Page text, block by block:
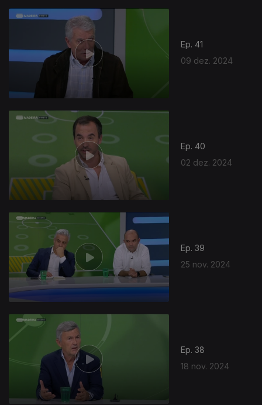
Ep. 41
09 dez. 2024
Ep. 40
02 dez. 2024
Ep. 39
25 nov. 2024
Ep. 38
18 nov. 2024